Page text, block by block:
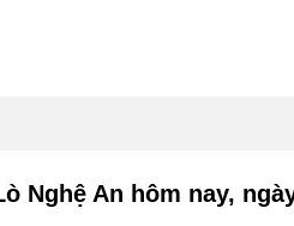
Nghệ An hôm nay,